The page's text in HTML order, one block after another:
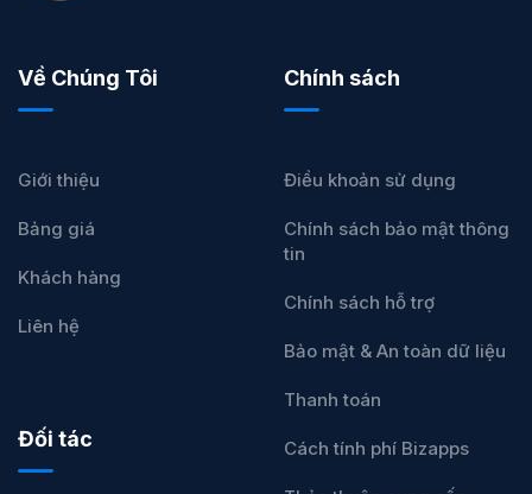
Về Chúng Tôi
Giới thiệu
Bảng giá
Khách hàng
Liên hệ
Đối tác
Chính sách
Điều khoản sử dụng
Chính sách bảo mật thông
tin
Chính sách hỗ trợ
Bảo mật & An toàn dữ liệu
Thanh toán
Cách tính phí Bizapps